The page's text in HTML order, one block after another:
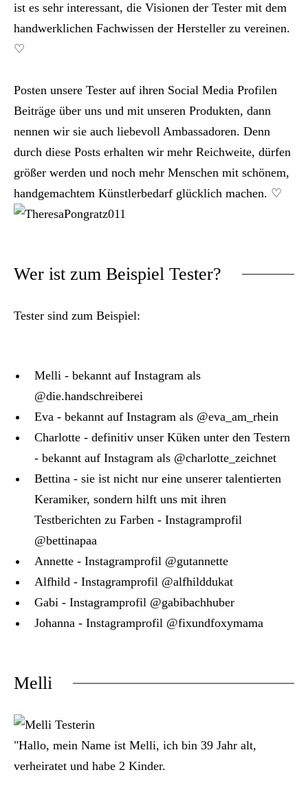
ist es sehr interessant, die Visionen der Tester mit dem
handwerklichen Fachwissen der Hersteller zu vereinen.
♡
Posten unsere Tester auf ihren Social Media Profilen
Beiträge über uns und mit unseren Produkten, dann
nennen wir sie auch liebevoll Ambassadoren. Denn
durch diese Posts erhalten wir mehr Reichweite, dürfen
größer werden und noch mehr Menschen mit schönem,
handgemachtem Künstlerbedarf glücklich machen. ♡
Wer ist zum Beispiel Tester?
Tester sind zum Beispiel:
Melli - bekannt auf Instagram als
@die.handschreiberei
Eva - bekannt auf Instagram als @eva_am_rhein
Charlotte - definitiv unser Küken unter den Testern
- bekannt auf Instagram als @charlotte_zeichnet
Bettina - sie ist nicht nur eine unserer talentierten
Keramiker, sondern hilft uns mit ihren
Testberichten zu Farben - Instagramprofil
@bettinapaa
Annette - Instagramprofil @gutannette
Alfhild - Instagramprofil @alfhilddukat
Gabi - Instagramprofil @gabibachhuber
Johanna - Instagramprofil @fixundfoxymama
Melli
"Hallo, mein Name ist Melli, ich bin 39 Jahr alt,
verheiratet und habe 2 Kinder.